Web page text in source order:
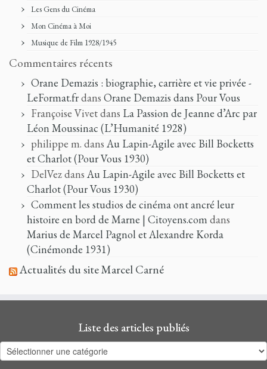
Les Gens du Cinéma
Mon Cinéma à Moi
Musique de Film 1928/1945
Commentaires récents
Orane Demazis : biographie, carrière et vie privée -
LeFormat.frdans Orane Demazis dans Pour Vous
Françoise Vivetdans La Passion de Jeanne d’Arc par
Léon Moussinac (L’Humanité 1928)
philippe m. dans Au Lapin-Agile avec Bill Bocketts
et Charlot (Pour Vous 1930)
DelVezdans Au Lapin-Agile avec Bill Bocketts et
Charlot (Pour Vous 1930)
Comment les studios de cinéma ont ancré leur
histoire en bord de Marne | Citoyens.comdans
Marius de Marcel Pagnol et Alexandre Korda
(Cinémonde 1931)
Actualités du site Marcel Carné
Liste des articles publiés
Liste
des